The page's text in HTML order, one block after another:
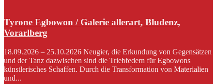
Tyrone Egbowon / Galerie allerart, Bludenz,
Vorarlberg
18.09.2026 – 25.10.2026 Neugier, die Erkundung von Gegensätzen
und der Tanz dazwischen sind die Triebfedern für Egbowons
künstlerisches Schaffen. Durch die Transformation von Materialien
und...